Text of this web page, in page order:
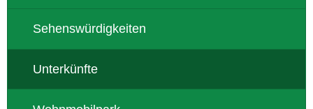
Sehenswürdigkeiten
Unterkünfte